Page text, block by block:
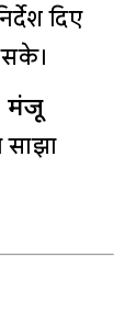
दिए
सके।
मंजू
साझा